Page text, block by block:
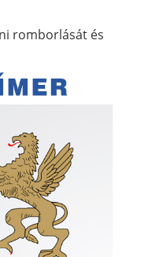
romborlását és